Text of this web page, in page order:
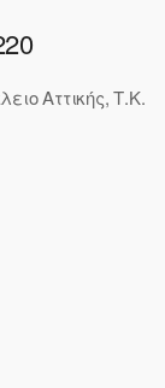
Αττικής, Τ.Κ.